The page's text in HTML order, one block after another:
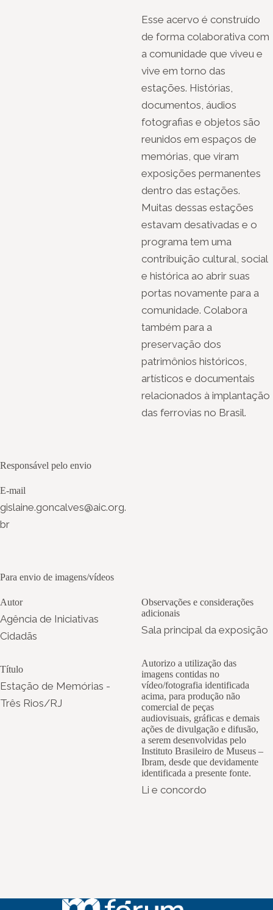
Esse acervo é construído
de forma colaborativa com
a comunidade que viveu e
vive em torno das
estações. Histórias,
documentos, áudios
fotografias e objetos são
reunidos em espaços de
memórias, que viram
exposições permanentes
dentro das estações.
Muitas dessas estações
estavam desativadas e o
programa tem uma
contribuição cultural, social
e histórica ao abrir suas
portas novamente para a
comunidade. Colabora
também para a
preservação dos
patrimônios históricos,
artísticos e documentais
relacionados à implantação
das ferrovias no Brasil.
Responsável pelo envio
E-mail
gislaine.goncalves@aic.org.
br
Para envio de imagens/vídeos
Autor
Agência de Iniciativas
Cidadãs
Título
Estação de Memórias -
Três Rios/RJ
Observações e considerações
adicionais
Sala principal da exposição
Autorizo a utilização das
imagens contidas no
vídeo/fotografia identificada
acima, para produção não
comercial de peças
audiovisuais, gráficas e demais
ações de divulgação e difusão,
a serem desenvolvidas pelo
Instituto Brasileiro de Museus –
Ibram, desde que devidamente
identificada a presente fonte.
Li e concordo